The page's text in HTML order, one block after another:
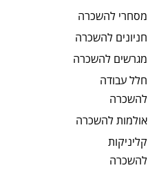
מסחרי להשכרה
חניונים להשכרה
מגרשים להשכרה
חלל עבודה
להשכרה
אולמותלהשכרה
קליניקות
להשכרה